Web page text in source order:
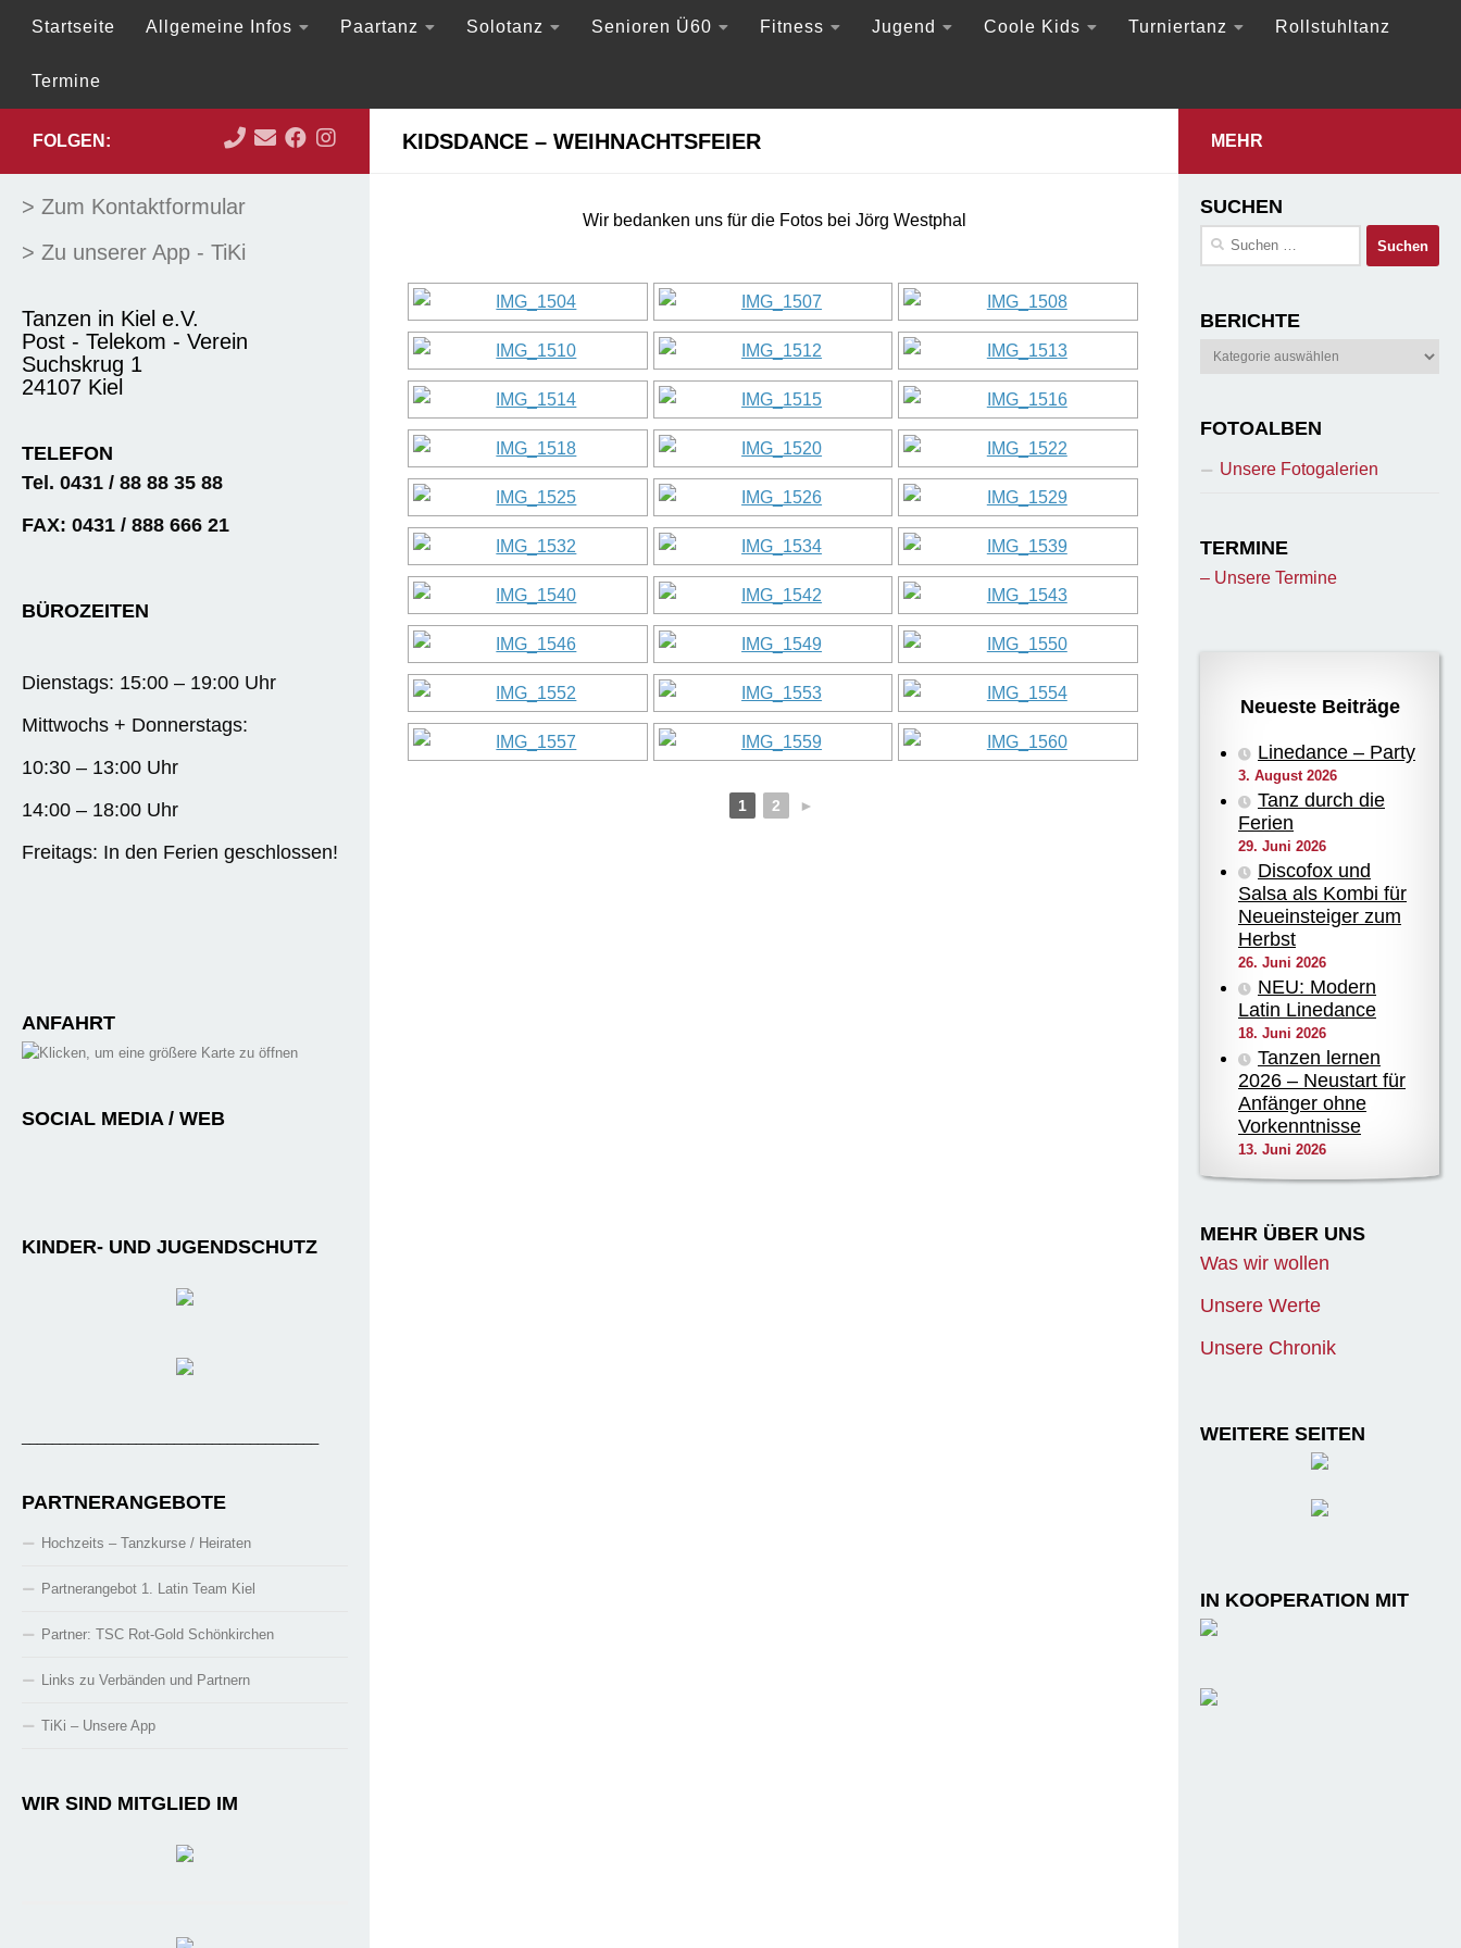
Zum Inhalt springen
Startseite Allgemeine Infos Paartanz Solotanz Senioren Ü60 Fitness Jugend Coole Kids Turniertanz Rollstuhltanz
Termine
KIDSDANCE – WEIHNACHTSFEIER
Wir bedanken uns für die Fotos bei Jörg Westphal
1 2 ►
FOLGEN:
> Zum Kontaktformular
> Zu unserer App - TiKi
Tanzen in Kiel e.V.
Post - Telekom - Verein
Suchskrug 1
24107 Kiel
TELEFON
Tel. 0431 / 88 88 35 88
FAX: 0431 / 888 666 21
BÜROZEITEN
Dienstags: 15:00 – 19:00 Uhr
Mittwochs + Donnerstags:
10:30 – 13:00 Uhr
14:00 – 18:00 Uhr
Freitags: In den Ferien geschlossen!
ANFAHRT
SOCIAL MEDIA / WEB
KINDER- UND JUGENDSCHUTZ
PARTNERANGEBOTE
Hochzeits – Tanzkurse / Heiraten
Partnerangebot 1. Latin Team Kiel
Partner: TSC Rot-Gold Schönkirchen
Links zu Verbänden und Partnern
TiKi – Unsere App
WIR SIND MITGLIED IM
MEHR
SUCHEN
Suchen
BERICHTE
Berichte
FOTOALBEN
Unsere Fotogalerien
TERMINE
– Unsere Termine
Neueste Beiträge
Linedance – Party
3. August 2026
Tanz durch die
Ferien
29. Juni 2026
Discofox und
Salsa als Kombi für
Neueinsteiger zum
Herbst
26. Juni 2026
NEU: Modern
Latin Linedance
18. Juni 2026
Tanzen lernen
2026 – Neustart für
Anfänger ohne
Vorkenntnisse
13. Juni 2026
MEHR ÜBER UNS
Was wir wollen
Unsere Werte
Unsere Chronik
WEITERE SEITEN
IN KOOPERATION MIT